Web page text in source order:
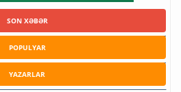
SON XƏBƏR
POPULYAR
YAZARLAR